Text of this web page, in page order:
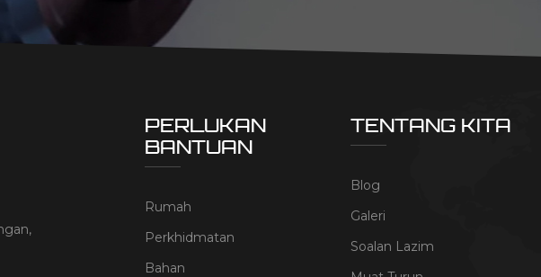
PERLUKAN
BANTUAN
Rumah
Perkhidmatan
Bahan
TENTANG KITA
Blog
Galeri
Soalan Lazim